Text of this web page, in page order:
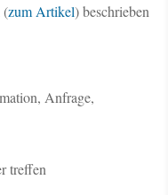
(zum Artikel) beschrieben
Anfrage,
treffen